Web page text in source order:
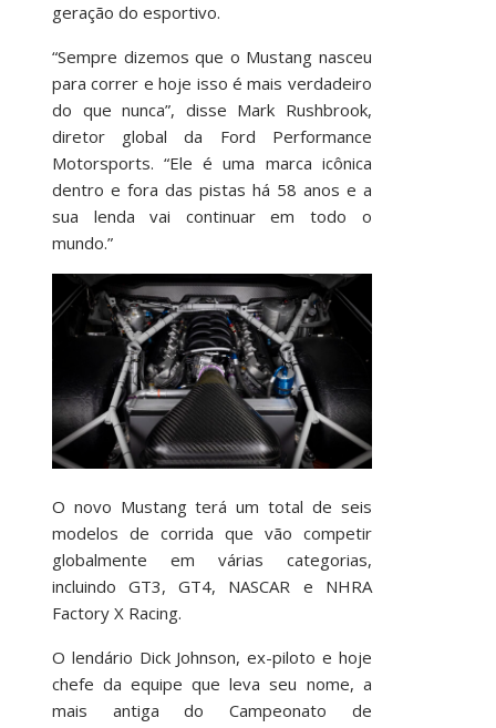
geração do esportivo.
“Sempre dizemos que o Mustang nasceu
para correr e hoje isso é mais verdadeiro
do que nunca”, disse Mark Rushbrook,
diretor global da Ford Performance
Motorsports. “Ele é uma marca icônica
dentro e fora das pistas há 58 anos e a
sua lenda vai continuar em todo o
mundo.”
O novo Mustang terá um total de seis
modelos de corrida que vão competir
globalmente em várias categorias,
incluindo GT3, GT4, NASCAR e NHRA
Factory X Racing.
O lendário Dick Johnson, ex-piloto e hoje
chefe da equipe que leva seu nome, a
mais antiga do Campeonato de